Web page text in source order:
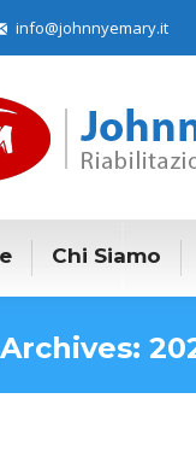
info@johnnyemary.it
Chi Siamo